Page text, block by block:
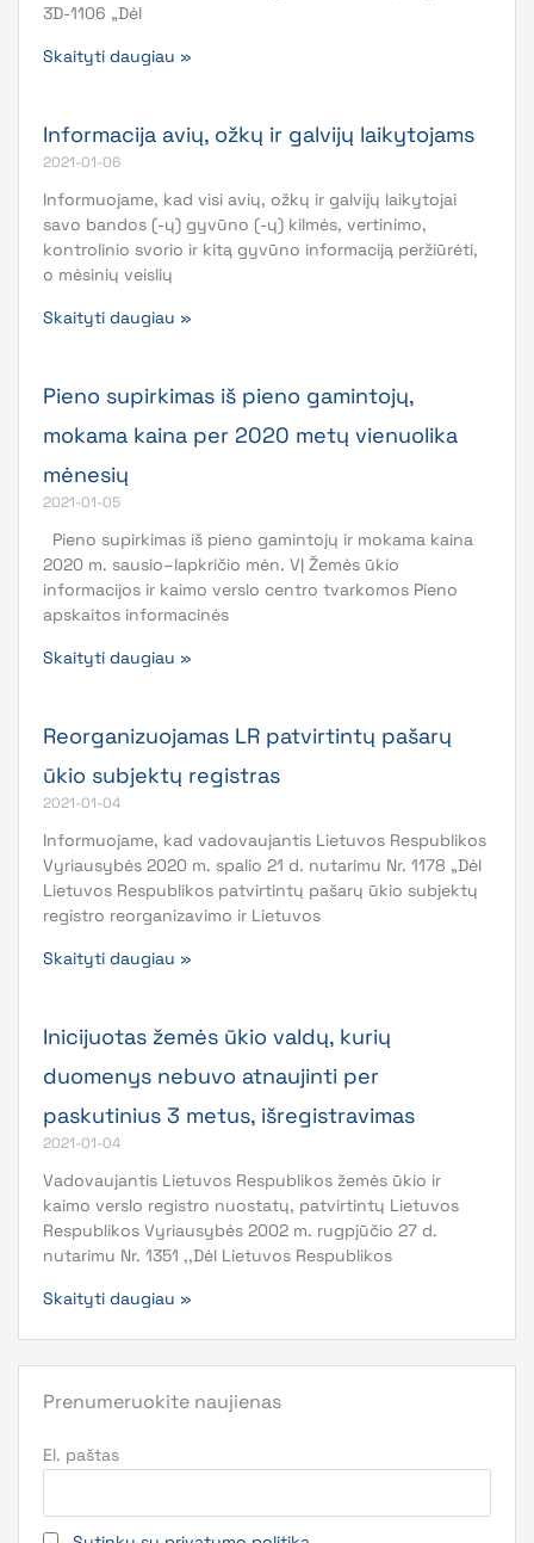
3D-1106 „Dėl
Skaityti daugiau »
Informacija avių, ožkų ir galvijų laikytojams
2021-01-06
Informuojame, kad visi avių, ožkų ir galvijų laikytojai
savo bandos (-ų) gyvūno (-ų) kilmės, vertinimo,
kontrolinio svorio ir kitą gyvūno informaciją peržiūrėti,
o mėsinių veislių
Skaityti daugiau »
Pieno supirkimas iš pieno gamintojų,
mokama kaina per 2020 metų vienuolika
mėnesių
2021-01-05
Pieno supirkimas iš pieno gamintojų ir mokama kaina
2020 m. sausio–lapkričio mėn. VĮ Žemės ūkio
informacijos ir kaimo verslo centro tvarkomos Pieno
apskaitos informacinės
Skaityti daugiau »
Reorganizuojamas LR patvirtintų pašarų
ūkio subjektų registras
2021-01-04
Informuojame, kad vadovaujantis Lietuvos Respublikos
Vyriausybės 2020 m. spalio 21 d. nutarimu Nr. 1178 „Dėl
Lietuvos Respublikos patvirtintų pašarų ūkio subjektų
registro reorganizavimo ir Lietuvos
Skaityti daugiau »
Inicijuotas žemės ūkio valdų, kurių
duomenys nebuvo atnaujinti per
paskutinius 3 metus, išregistravimas
2021-01-04
Vadovaujantis Lietuvos Respublikos žemės ūkio ir
kaimo verslo registro nuostatų, patvirtintų Lietuvos
Respublikos Vyriausybės 2002 m. rugpjūčio 27 d.
nutarimu Nr. 1351 ,,Dėl Lietuvos Respublikos
Skaityti daugiau »
Prenumeruokite naujienas
El. paštas